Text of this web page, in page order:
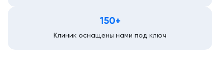
150+
Клиник оснащены нами под ключ